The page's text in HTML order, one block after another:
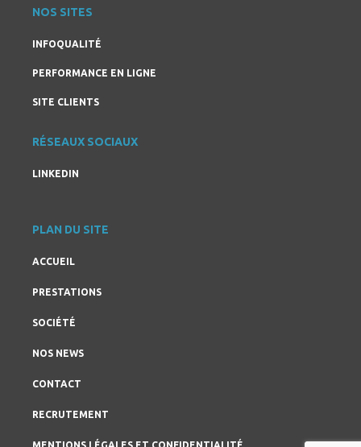
NOS SITES
INFOQUALITÉ
PERFORMANCE EN LIGNE
SITE CLIENTS
RÉSEAUX SOCIAUX
LINKEDIN
PLAN DU SITE
ACCUEIL
PRESTATIONS
SOCIÉTÉ
NOS NEWS
CONTACT
RECRUTEMENT